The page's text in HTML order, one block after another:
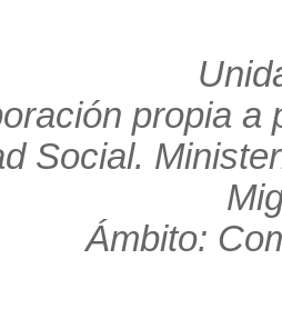
propia a
Social.
Ámbito: